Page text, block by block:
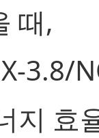
때,
3.8/
지 효